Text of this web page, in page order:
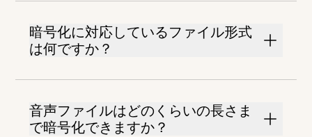
暗号化に対応しているファイル形式
は何ですか？
音声ファイルはどのくらいの長さま
で暗号化できますか？